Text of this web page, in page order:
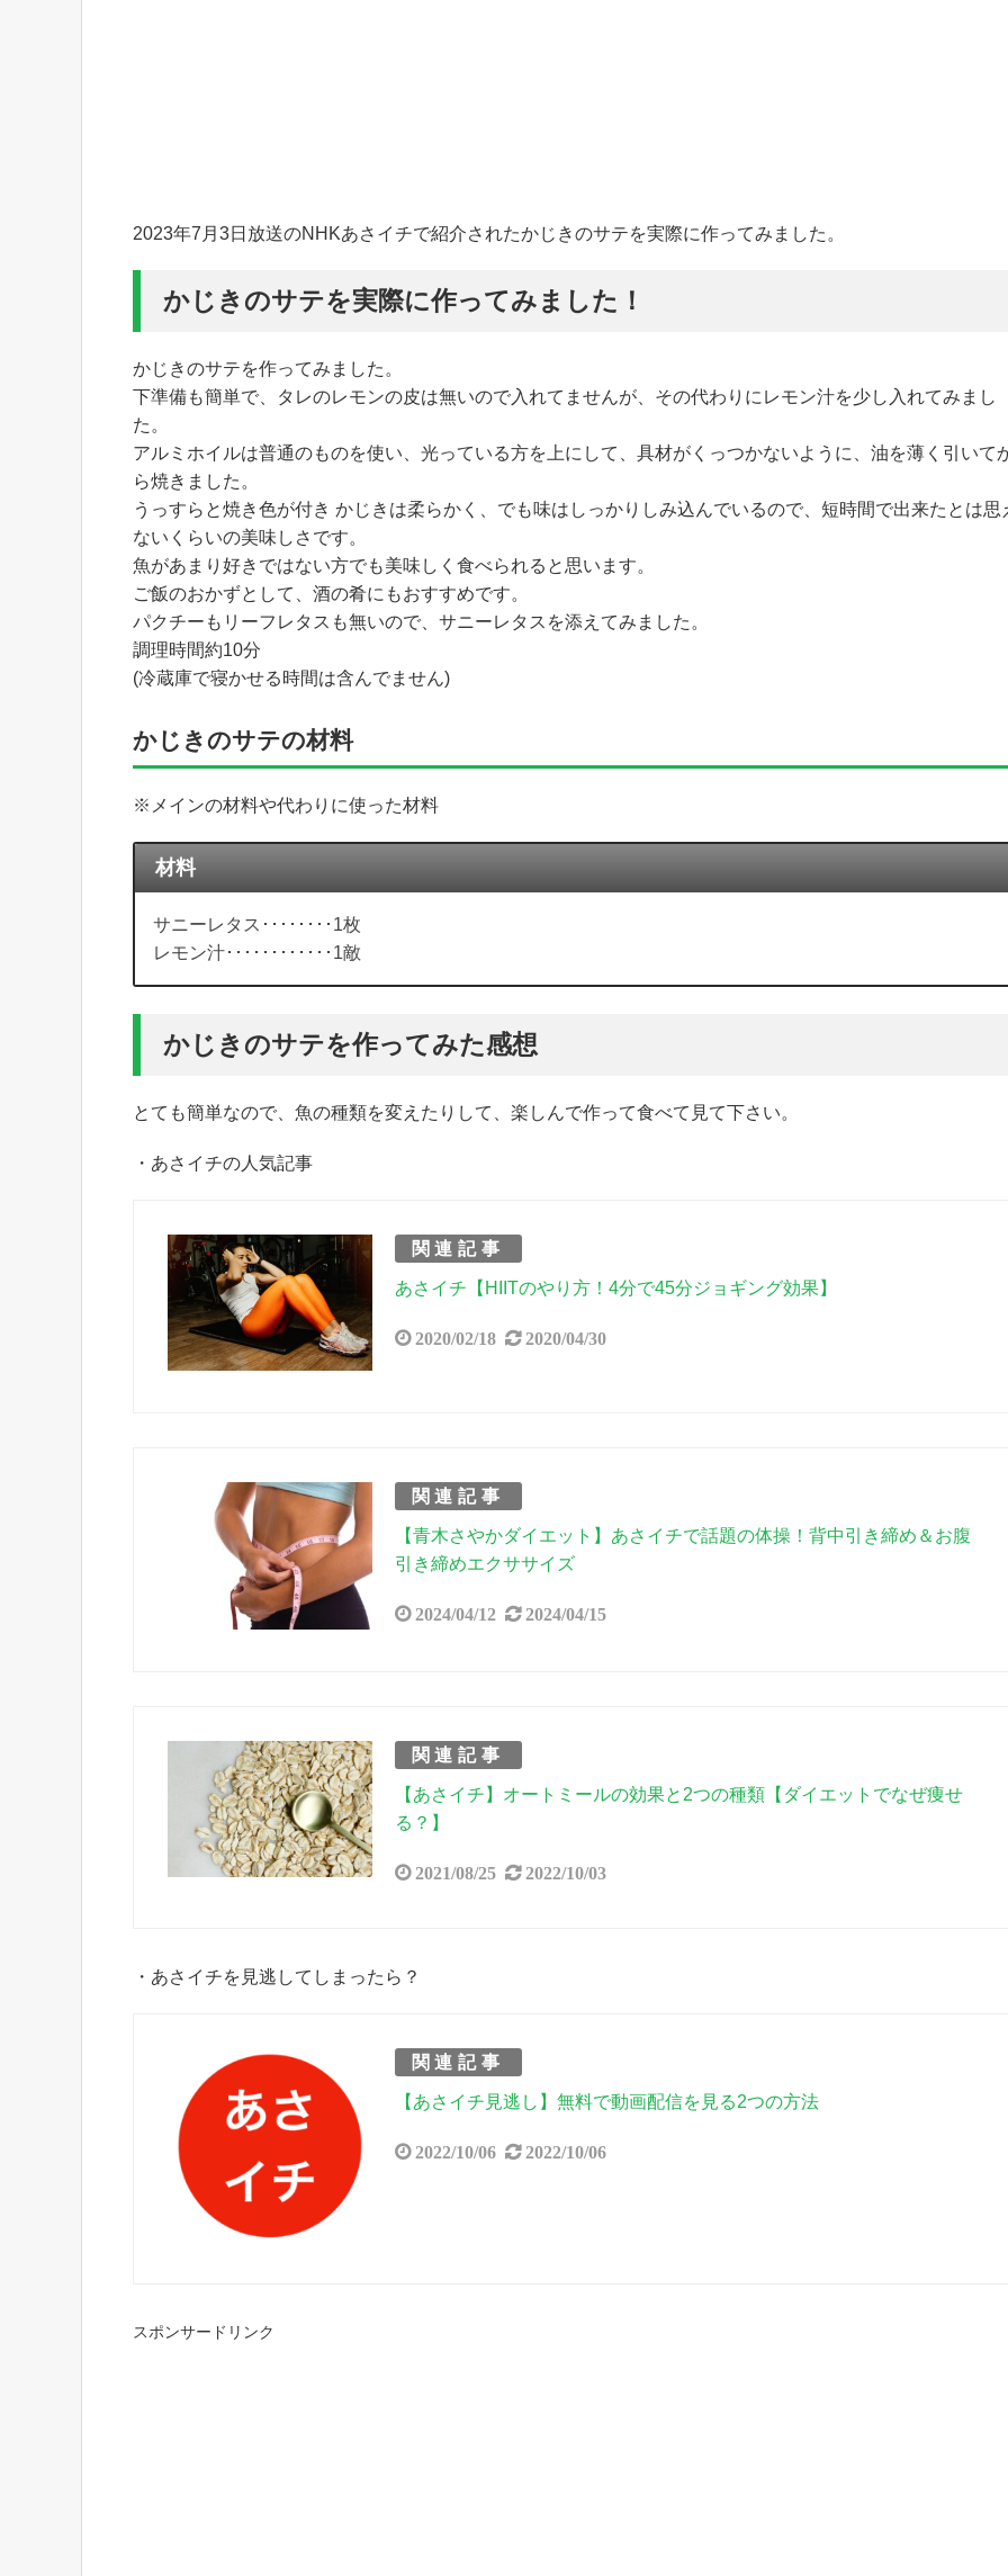
2023年7月3日放送のNHKあさイチで紹介されたかじきのサテを実際に作ってみました。
かじきのサテを実際に作ってみました！
かじきのサテを作ってみました。
下準備も簡単で、タレのレモンの皮は無いので入れてませんが、その代わりにレモン汁を少し入れてみまし
た。
アルミホイルは普通のものを使い、光っている方を上にして、具材がくっつかないように、油を薄く引いて
ら焼きました。
うっすらと焼き色が付き かじきは柔らかく、でも味はしっかりしみ込んでいるので、短時間で出来たとは思
ないくらいの美味しさです。
魚があまり好きではない方でも美味しく食べられると思います。
ご飯のおかずとして、酒の肴にもおすすめです。
パクチーもリーフレタスも無いので、サニーレタスを添えてみました。
調理時間約10分
(冷蔵庫で寝かせる時間は含んでません)
かじきのサテの材料
※メインの材料や代わりに使った材料
材料
サニーレタス････････1枚
レモン汁････････････1敵
かじきのサテを作ってみた感想
とても簡単なので、魚の種類を変えたりして、楽しんで作って食べて見て下さい。
・あさイチの人気記事
関連記事
あさイチ【HIITのやり方！4分で45分ジョギング効果】
2020/02/18 2020/04/30
関連記事
【青木さやかダイエット】あさイチで話題の体操！背中引き締め＆お腹
引き締めエクササイズ
2024/04/12 2024/04/15
関連記事
【あさイチ】オートミールの効果と2つの種類【ダイエットでなぜ痩せ
る？】
2021/08/25 2022/10/03
・あさイチを見逃してしまったら？
関連記事
【あさイチ見逃し】無料で動画配信を見る2つの方法
2022/10/06 2022/10/06
スポンサードリンク